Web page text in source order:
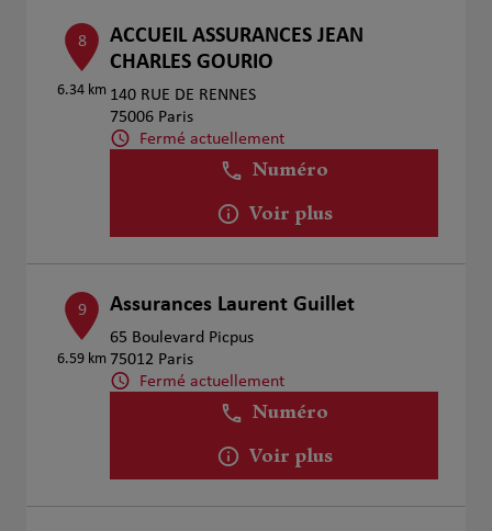
8
6.34 km
ACCUEIL ASSURANCES JEAN
CHARLES GOURIO
140 RUE DE RENNES
75006 Paris
Fermé actuellement
Numéro
Voir plus
9
6.59 km
Assurances Laurent Guillet
65 Boulevard Picpus
75012 Paris
Fermé actuellement
Numéro
Voir plus